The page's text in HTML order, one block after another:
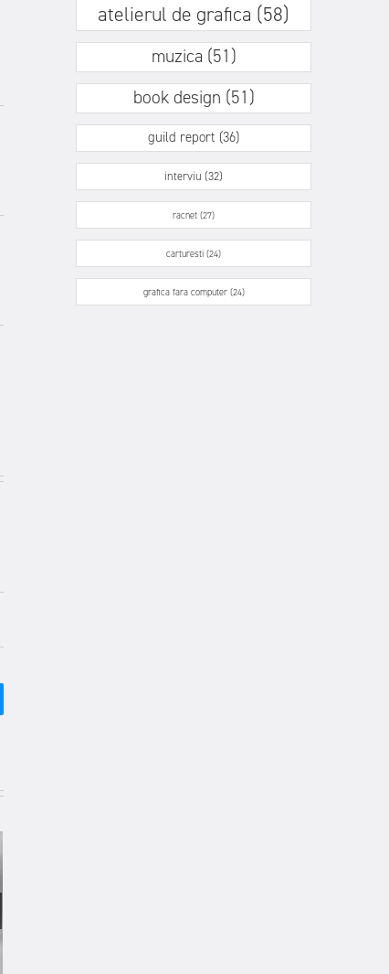
atelierul de grafica (58)
muzica (51)
book design (51)
guild report (36)
interviu (32)
racnet (27)
carturesti (24)
grafica fara computer (24)